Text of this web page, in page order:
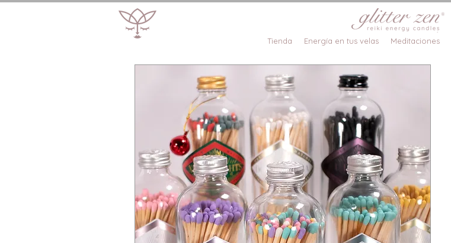
Tienda Energía en tus velas Meditaciones